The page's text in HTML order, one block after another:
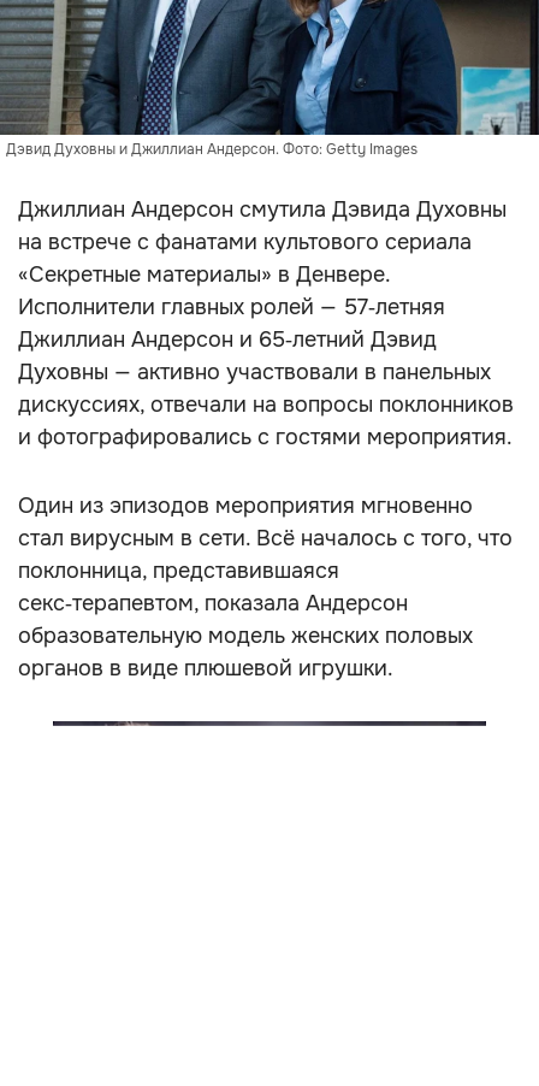
Дэвид Духовны и Джиллиан Андерсон. Фото: Getty Images
Джиллиан Андерсон смутила Дэвида Духовны
на встрече с фанатами культового сериала
«Секретные материалы» в Денвере.
Исполнители главных ролей — 57‑летняя
Джиллиан Андерсон и 65‑летний Дэвид
Духовны — активно участвовали в панельных
дискуссиях, отвечали на вопросы поклонников
и фотографировались с гостями мероприятия.
Один из эпизодов мероприятия мгновенно
стал вирусным в сети. Всё началось с того, что
поклонница, представившаяся
секс‑терапевтом, показала Андерсон
образовательную модель женских половых
органов в виде плюшевой игрушки.